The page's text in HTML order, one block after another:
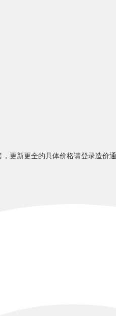
更新更全的具体价格请登录造价通